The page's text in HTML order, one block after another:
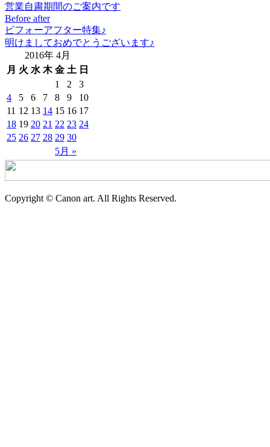
営業自粛期間のご案内です
Before after
ビフォーアフター特集♪
明けましておめでとうございます♪
2016年 4月
月 火 水 木 金 土 日
5月 »
1 2
3
4
5 6 7 8 9
10
11 12 13 14 15 16 17
18 19 20 21 22 23 24
25 26 27 28 29 30
Copyright © Canon art. All Rights Reserved.